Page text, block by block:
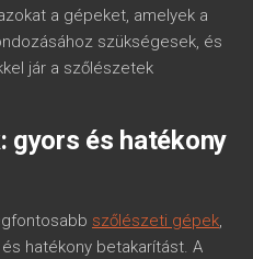
a gépeket, amelyek a
szükségesek, és
jár a szőlészetek
gyors és hatékony
szőlészeti gépek,
hatékony betakarítást. A